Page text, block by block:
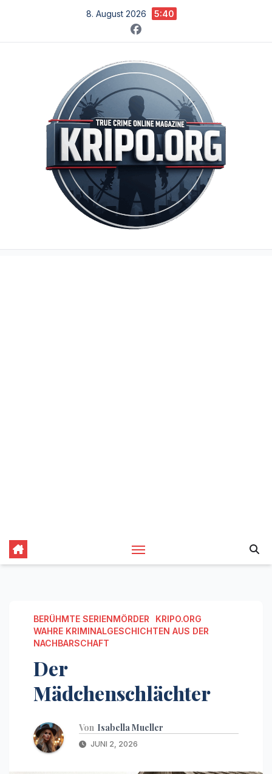
springen
8. August 2026 5:40
BERÜHMTE SERIENMÖRDER
KRIPO.ORG
WAHRE KRIMINALGESCHICHTEN AUS DER
NACHBARSCHAFT
Der
Mädchenschlächter
Von Isabella Mueller
JUNI 2, 2026